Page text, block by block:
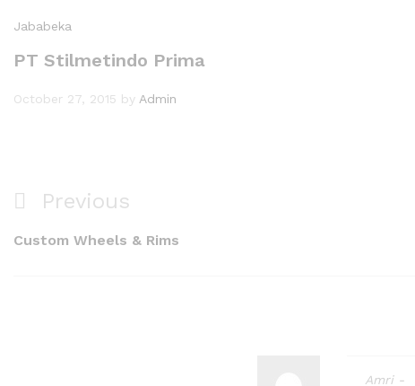
Jababeka
PT Stilmetindo Prima
October 27, 2015 by Admin
Previous
Custom Wheels & Rims
Amri -